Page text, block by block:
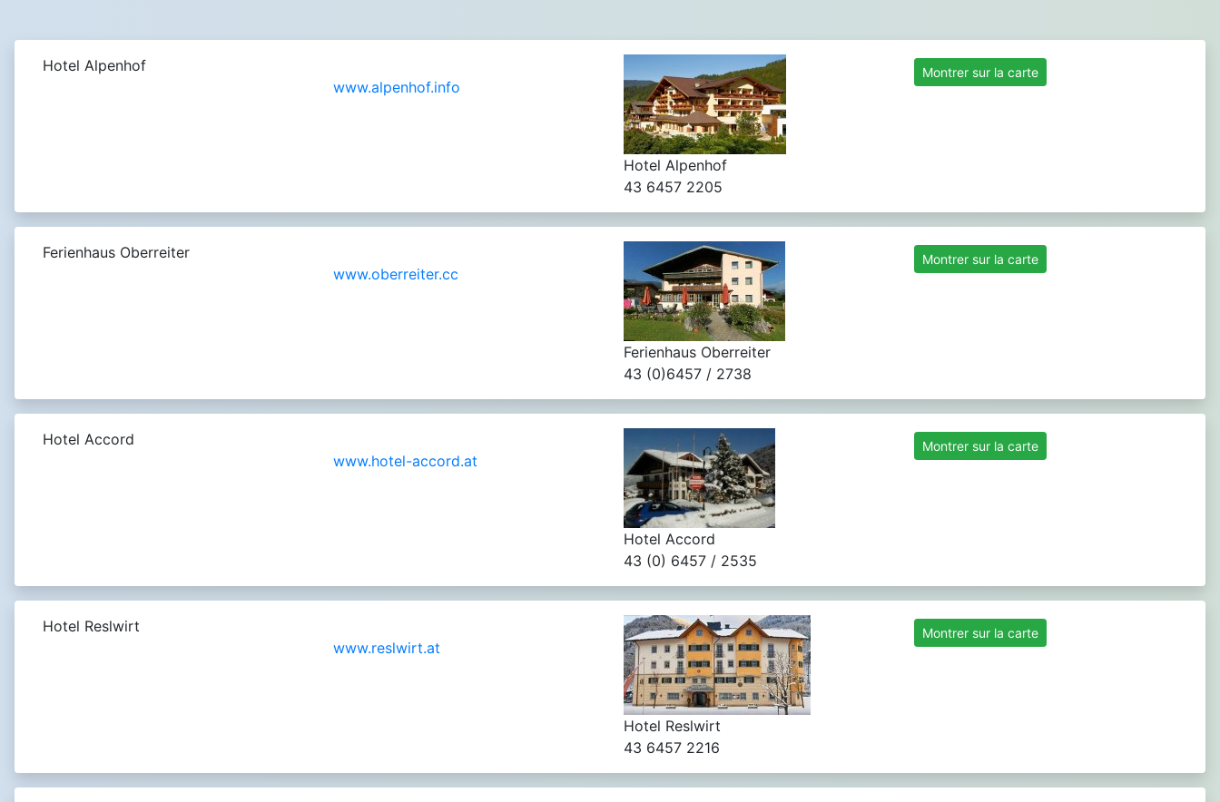
Hotel Alpenhof
www.alpenhof.info
Hotel Alpenhof
43 6457 2205
Montrer sur la carte
Ferienhaus Oberreiter
www.oberreiter.cc
Ferienhaus Oberreiter
43 (0)6457 / 2738
Montrer sur la carte
Hotel Accord
www.hotel-accord.at
Hotel Accord
43 (0) 6457 / 2535
Montrer sur la carte
Hotel Reslwirt
www.reslwirt.at
Hotel Reslwirt
43 6457 2216
Montrer sur la carte